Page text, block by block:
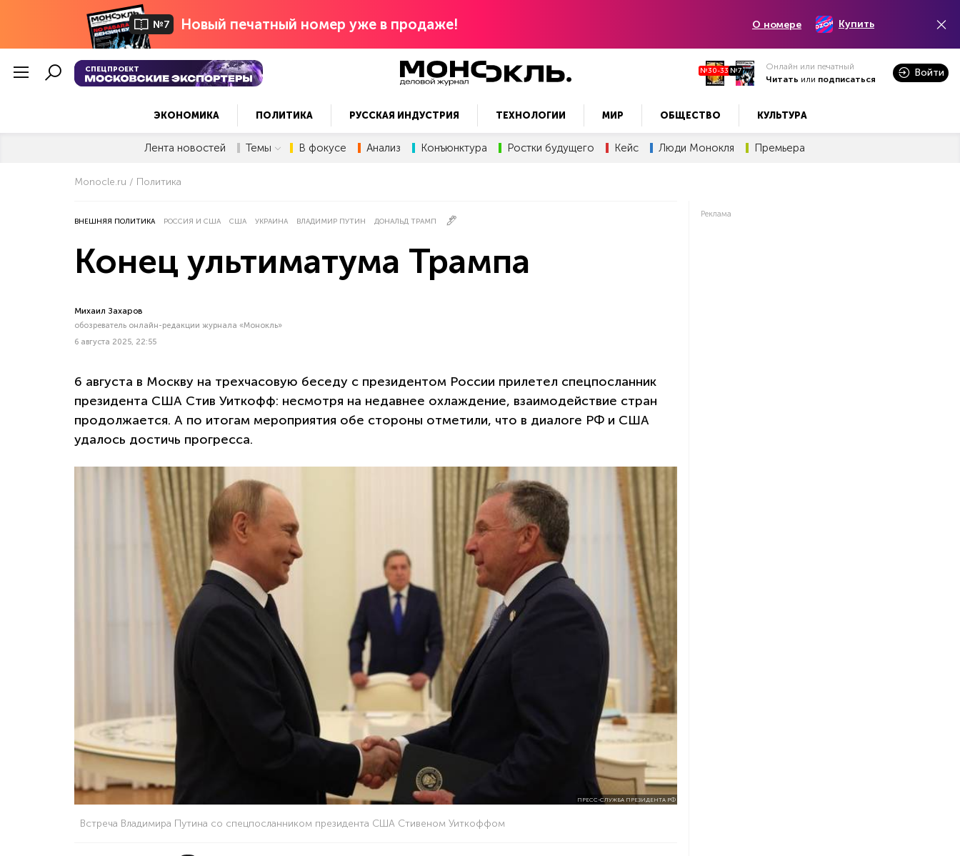
№7 Новый печатный номер уже в продаже! О номере Купить
СПЕЦПРОЕКТ №30-33 №7
Онлайн или печатный
Читать или подписаться
Войти
ЭКОНОМИКА ПОЛИТИКА РУССКАЯ ИНДУСТРИЯ ТЕХНОЛОГИИ МИР ОБЩЕСТВО КУЛЬТУРА
Лента новостей Темы В фокусе Анализ Конъюнктура Ростки будущего Кейс Люди Монокля Премьера
Monocle.ru Политика
ВНЕШНЯЯ ПОЛИТИКА РОССИЯ И США США УКРАИНА ВЛАДИМИР ПУТИН ДОНАЛЬД ТРАМП
Конец ультиматума Трампа
Михаил Захаров
обозреватель онлайн-редакции журнала «Монокль»
6 августа 2025, 22:55
6 августа в Москву на трехчасовую беседу с президентом России прилетел спецпосланник
президента США Стив Уиткофф: несмотря на недавнее охлаждение, взаимодействие стран
продолжается. А по итогам мероприятия обе стороны отметили, что в диалоге РФ и США
удалось достичь прогресса.
ПРЕСС-СЛУЖБА ПРЕЗИДЕНТА РФ
Встреча Владимира Путина со спецпосланником президента США Стивеном Уиткоффом
Реклама